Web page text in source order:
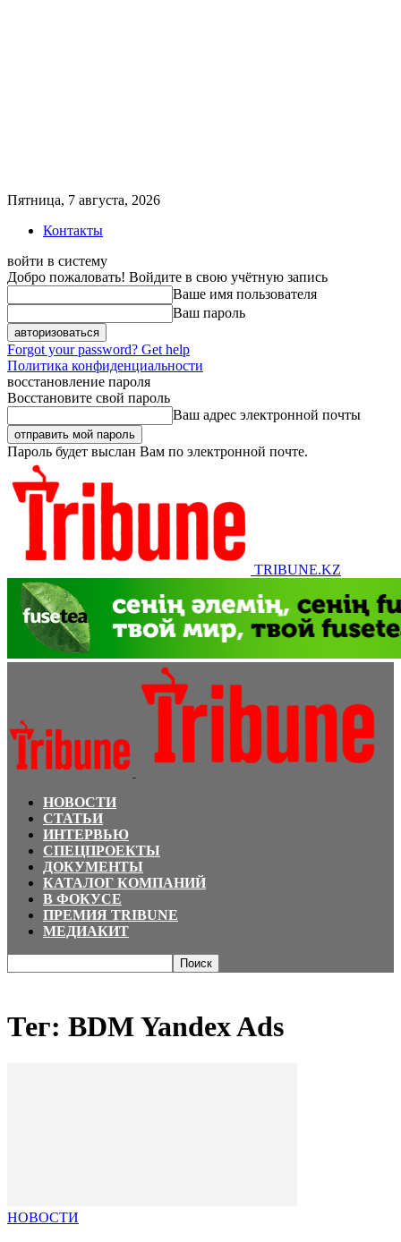
Пятница, 7 августа, 2026
Контакты
войти в систему
Добро пожаловать! Войдите в свою учётную запись
Ваше имя пользователя
Ваш пароль
Forgot your password? Get help
Политика конфиденциальности
восстановление пароля
Восстановите свой пароль
Ваш адрес электронной почты
Пароль будет выслан Вам по электронной почте.
TRIBUNE.KZ
НОВОСТИ
СТАТЬИ
ИНТЕРВЬЮ
СПЕЦПРОЕКТЫ
ДОКУМЕНТЫ
КАТАЛОГ КОМПАНИЙ
В ФОКУСЕ
ПРЕМИЯ TRIBUNE
МЕДИАКИТ
Тег: BDM Yandex Ads
НОВОСТИ